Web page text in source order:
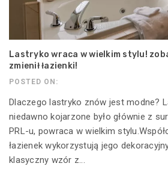
Lastryko wraca w wielkim stylu!
zmienił łazienki!
POSTED ON:
Dlaczego lastryko znów jest modne?
niedawno kojarzone było głównie z
PRL-u, powraca w wielkim
łazienek wykorzystują jego
klasyczny wzór z...